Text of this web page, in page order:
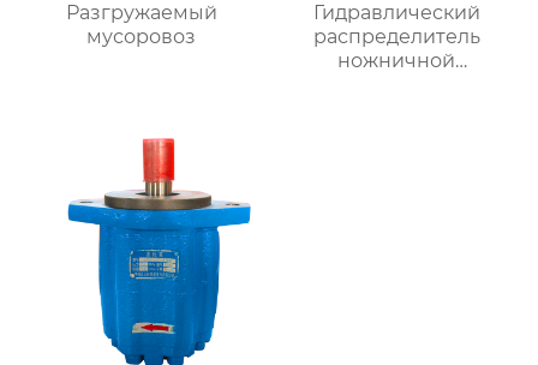
Разгружаемый
мусоровоз
Гидравлический
распределитель
ножничной